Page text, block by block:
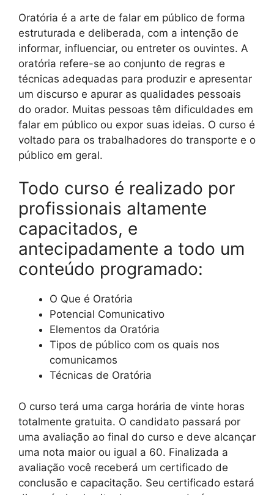
Oratória é a arte de falar em público de forma
estruturada e deliberada, com a intenção de
informar, influenciar, ou entreter os ouvintes. A
oratória refere-se ao conjunto de regras e
técnicas adequadas para produzir e apresentar
um discurso e apurar as qualidades pessoais
do orador. Muitas pessoas têm dificuldades em
falar em público ou expor suas ideias. O curso é
voltado para os trabalhadores do transporte e o
público em geral.
Todo curso é realizado por
profissionais altamente
capacitados, e
antecipadamente a todo um
conteúdo programado:
O Que é Oratória
Potencial Comunicativo
Elementos da Oratória
Tipos de público com os quais nos
comunicamos
Técnicas de Oratória
O curso terá uma carga horária de vinte horas
totalmente gratuita. O candidato passará por
uma avaliação ao final do curso e deve alcançar
uma nota maior ou igual a 60. Finalizada a
avaliação você receberá um certificado de
conclusão e capacitação. Seu certificado estará